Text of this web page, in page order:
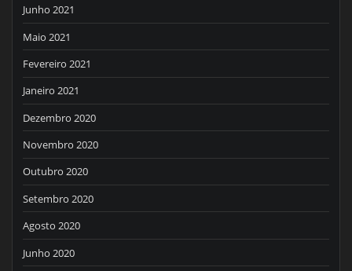
Junho 2021
Maio 2021
Fevereiro 2021
Janeiro 2021
Dezembro 2020
Novembro 2020
Outubro 2020
Setembro 2020
Agosto 2020
Junho 2020